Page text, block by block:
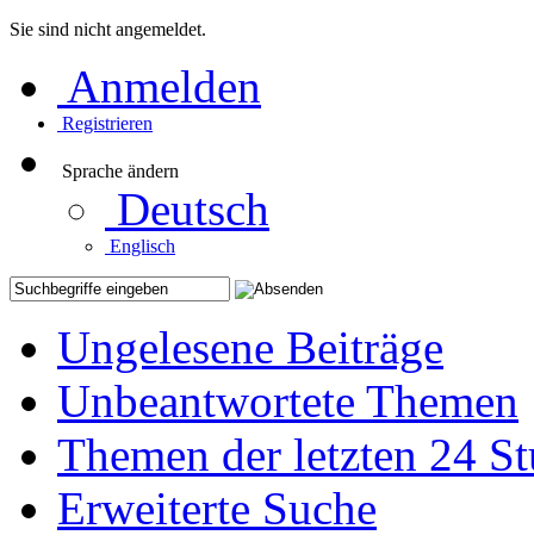
Sie sind nicht angemeldet.
Anmelden
Registrieren
Sprache ändern
Deutsch
Englisch
Ungelesene Beiträge
Unbeantwortete Themen
Themen der letzten 24
Erweiterte Suche